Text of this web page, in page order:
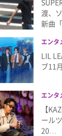
渡、
新曲
エンタ
LIL
ブ11
エンタ
【
ール
20…